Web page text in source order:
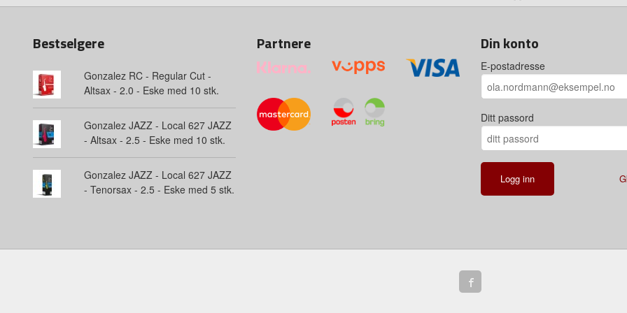
Bestselgere
Gonzalez RC - Regular Cut -
Altsax - 2.0 - Eske med 10 stk.
Gonzalez JAZZ - Local 627 JAZZ
- Altsax - 2.5 - Eske med 10 stk.
Gonzalez JAZZ - Local 627 JAZZ
- Tenorsax - 2.5 - Eske med 5 stk.
Partnere Din konto
E-postadresse
Ditt passord